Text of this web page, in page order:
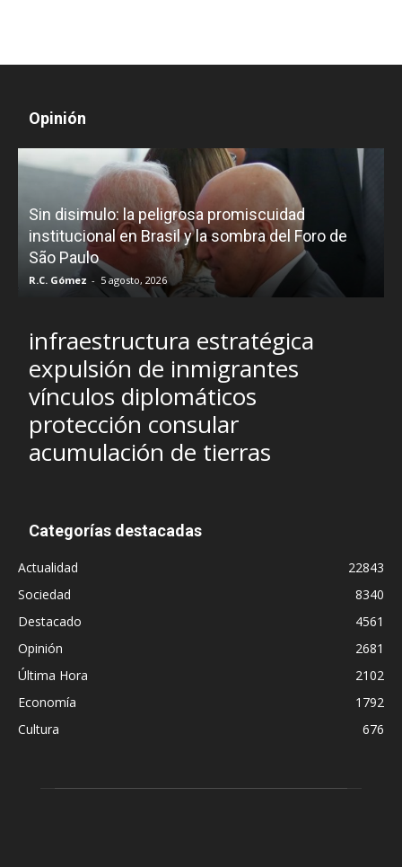
Opinión
Sin disimulo: la peligrosa promiscuidad
institucional en Brasil y la sombra del Foro de
São Paulo
R.C. Gómez - 5 agosto, 2026
infraestructura estratégica
expulsión de inmigrantes
vínculos diplomáticos
protección consular
acumulación de tierras
Categorías destacadas
Actualidad
22843
Sociedad
8340
Destacado
4561
Opinión
2681
Última Hora
2102
Economía
1792
Cultura
676